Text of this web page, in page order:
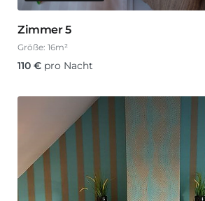
Zimmer 5
Größe: 16m²
110 € pro Nacht